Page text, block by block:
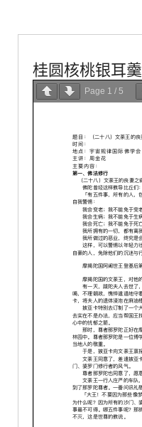
桂圆核桃银耳羹
Page 1 / 5